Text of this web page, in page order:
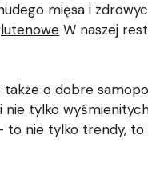
mięsa i
W naszej
o dobre
nie tylko
to nie tylko trendy,